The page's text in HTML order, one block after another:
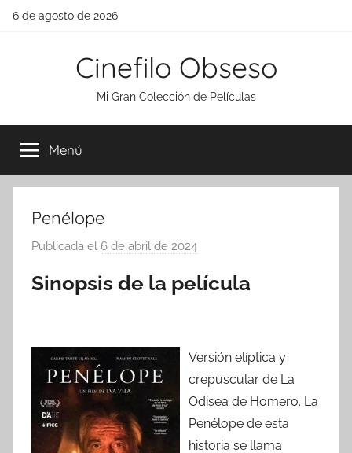
Saltar
6 de agosto de 2026
Cinefilo Obseso
Mi Gran Colección de Películas
Menú
Penélope
Publicada el 6 de abril de 2024
r
Sinopsis de la película
Versión elíptica y
crepuscular de La
Odisea de Homero. La
Penélope de esta
historia se llama